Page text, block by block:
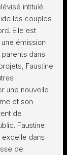
intitulé
les couples
Elle est
émission
dans
Faustine
une nouvelle
et son
de
Faustine
excelle dans
de